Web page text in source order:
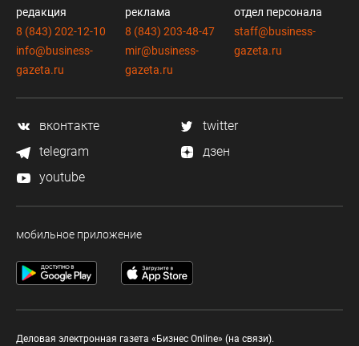
редакция
8 (843) 202-12-10
info@business-
gazeta.ru
реклама
8 (843) 203-48-47
mir@business-
gazeta.ru
отдел персонала
staff@business-
gazeta.ru
вконтакте
twitter
telegram
дзен
youtube
мобильное приложение
Деловая электронная газета «Бизнес Online» (на связи).